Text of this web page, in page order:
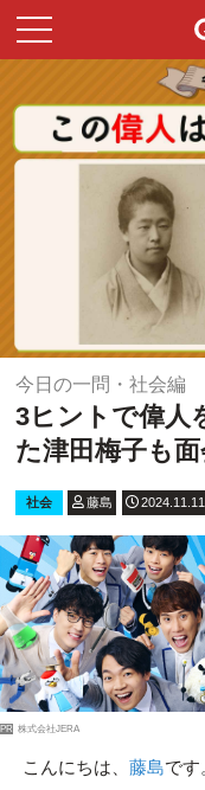
今日の一問・社会編
3ヒントで偉人
た津田梅子も
社会 藤島 2024.11.11
PR 株式会社JERA
こんにちは、 藤島です